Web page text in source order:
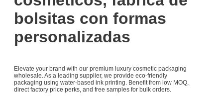
bolsitas con formas
personalizadas
Elevate your brand with our premium luxury cosmetic packaging
wholesale. As a leading supplier, we provide eco-friendly
packaging using water-based ink printing. Benefit from low MOQ,
direct factory price perks, and free samples for bulk orders.